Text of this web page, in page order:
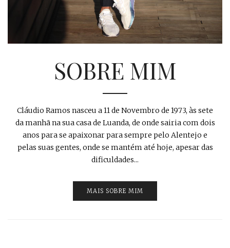
SOBRE MIM
Cláudio Ramos nasceu a 11 de Novembro de 1973, às sete
da manhã na sua casa de Luanda, de onde sairia com dois
anos para se apaixonar para sempre pelo Alentejo e
pelas suas gentes, onde se mantém até hoje, apesar das
dificuldades...
MAIS SOBRE MIM